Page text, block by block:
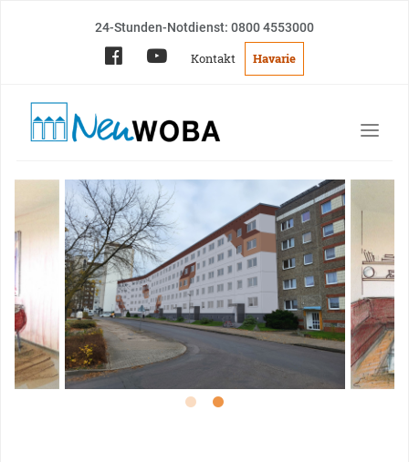
24-Stunden-Notdienst: 0800 4553000
Kontakt Havarie